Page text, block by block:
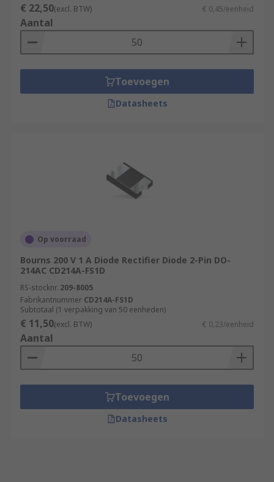
€ 22,50(excl. BTW) € 0,45/eenheid
Aantal
Toevoegen
Datasheets
Op voorraad
Bourns 200 V 1 A Diode Rectifier Diode 2-Pin DO-
214AC CD214A-FS1D
RS-stocknr. 209-8005
Fabrikantnummer CD214A-FS1D
Subtotaal (1 verpakking van 50 eenheden)
€ 11,50(excl. BTW) € 0,23/eenheid
Aantal
Toevoegen
Datasheets